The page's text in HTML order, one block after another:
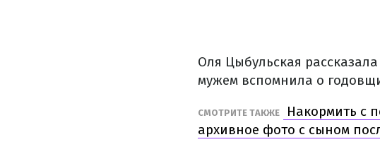
Оля Цыбульская
мужем вспомнила о
СМОТРИТЕ ТАКЖЕ
Накормить с
архивное фото с сыном